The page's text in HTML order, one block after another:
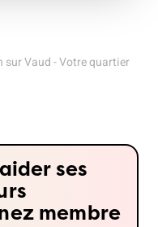
sur Vaud - Votre quartier
ses
membre